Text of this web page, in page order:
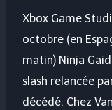
Xbox Game
octobre (en
matin) Ninja
slash relancée
décédé. Chez